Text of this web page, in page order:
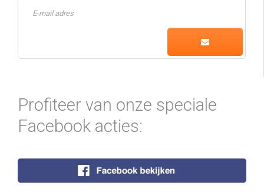
Profiteer van onze speciale
Facebook acties: